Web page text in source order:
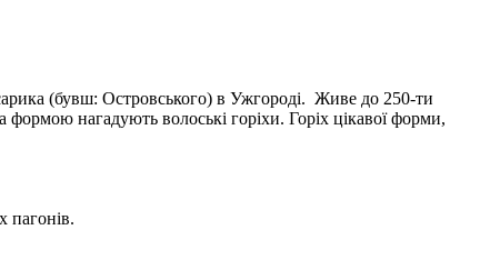
(бувш: Островського) в Ужгороді. Живе до 250-ти
нагадують волоські горіхи. Горіх цікавої форми,
пагонів.